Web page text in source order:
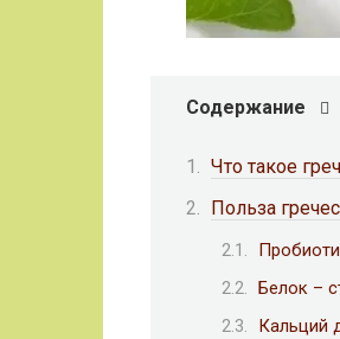
Содержание
Что такое
Польза
Белок –
Кальций